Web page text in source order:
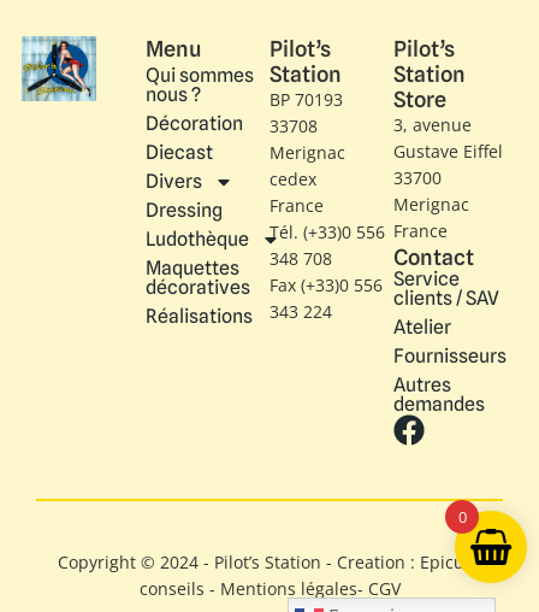
Menu
Qui sommes
nous ?
Décoration
Diecast
Divers
Dressing
Ludothèque
Maquettes
décoratives
Réalisations
Pilot’s
Station
BP 70193
33708
Merignac
cedex
France
Tél. (+33)0 556
348 708
Fax (+33)0 556
343 224
Pilot’s
Station
Store
3, avenue
Gustave Eiffel​
33700
Merignac
France
Contact
Service
clients / SAV
Atelier
Fournisseurs
Autres
demandes
Copyright © 2024 - Pilot’s Station - Creation : Epicure
conseils - Mentions légales- CGV
0